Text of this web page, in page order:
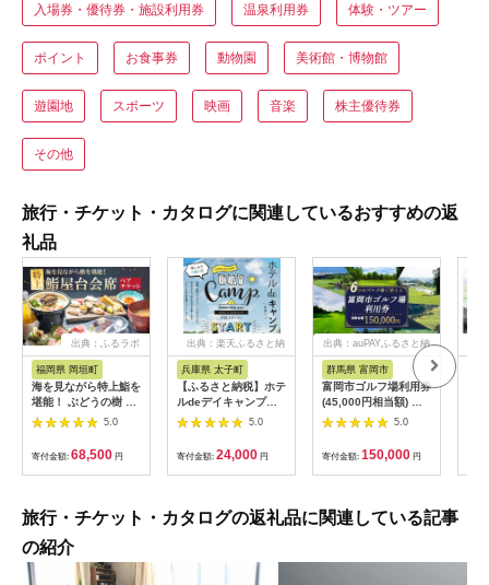
入場券・優待券・施設利用券 温泉利用券 体験・ツアー
ポイント お食事券 動物園 美術館・博物館
遊園地 スポーツ 映画 音楽 株主優待券
その他
旅行・チケット・カタログに関連しているおすすめの返
礼品
出典：ふるラボ
福岡県 岡垣町
海を見ながら特上鮨を
堪能！ ぶどうの樹 鮨
屋台ペア お食事券 海
鮮 海 屋台 食事 ペア
福岡県 岡垣町
5.0
寄付金額: 68,500 円
出典：楽天ふるさと納
税
兵庫県 太子町
【ふるさと納税】ホテ
ルdeデイキャンプ体
験チケット
【1364991】
5.0
寄付金額: 24,000 円
出典：auPAYふるさと納
群馬県 富岡市
富岡市ゴルフ場利用券
(45,000円相当額) ゴ
ルフ チケット 平日 土
日 祝日 プレー券 関東
群馬県 首都圏 F20E-
382
5.0
寄付金額: 150,000 円
旅行・チケット・カタログの返礼品に関連している記事
の紹介